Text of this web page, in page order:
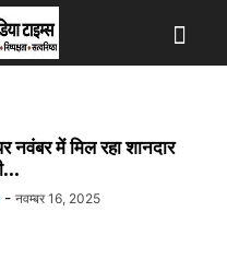
नवंबर में मिल रहा शानदार
- नवम्बर 16, 2025